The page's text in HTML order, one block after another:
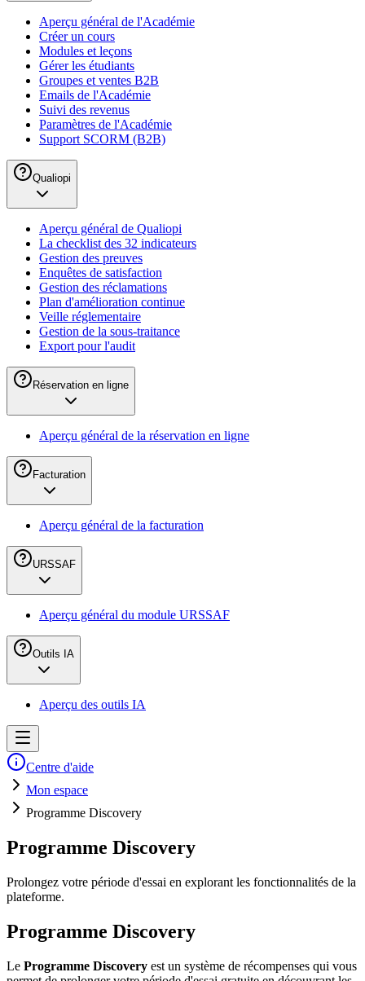
Aperçu général de l'Académie
Créer un cours
Modules et leçons
Gérer les étudiants
Groupes et ventes B2B
Emails de l'Académie
Suivi des revenus
Paramètres de l'Académie
Support SCORM (B2B)
Qualiopi
Aperçu général de Qualiopi
La checklist des 32 indicateurs
Gestion des preuves
Enquêtes de satisfaction
Gestion des réclamations
Plan d'amélioration continue
Veille réglementaire
Gestion de la sous-traitance
Export pour l'audit
Réservation en ligne
Aperçu général de la réservation en ligne
Facturation
Aperçu général de la facturation
URSSAF
Aperçu général du module URSSAF
Outils IA
Aperçu des outils IA
Centre d'aide
Mon espace
Programme Discovery
Programme Discovery
Prolongez votre période d'essai en explorant les fonctionnalités de la
plateforme.
Programme Discovery
Le Programme Discovery est un système de récompenses qui vous